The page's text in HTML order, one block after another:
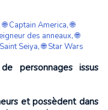
,🌐 Captain America,🌐
des anneaux,🌐
Seiya,🌐 Star Wars
personnages issus
et possèdent dans